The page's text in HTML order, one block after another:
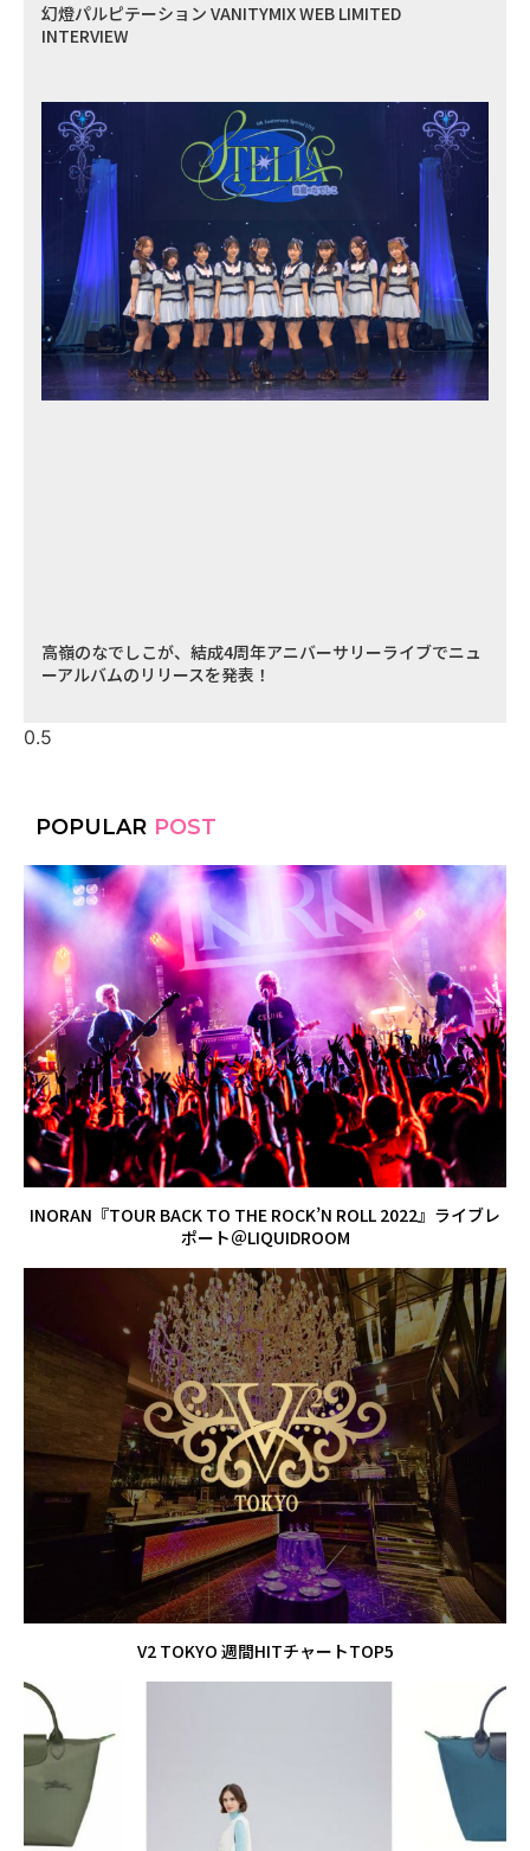
幻燈パルピテーション VANITYMIX WEB LIMITED
INTERVIEW
高嶺のなでしこが、結成4周年アニバーサリーライブでニュ
ーアルバムのリリースを発表！
POPULAR POST
INORAN『TOUR BACK TO THE ROCK’N ROLL 2022』ライブレ
ポート＠LIQUIDROOM
V2 TOKYO 週間HITチャートTOP5